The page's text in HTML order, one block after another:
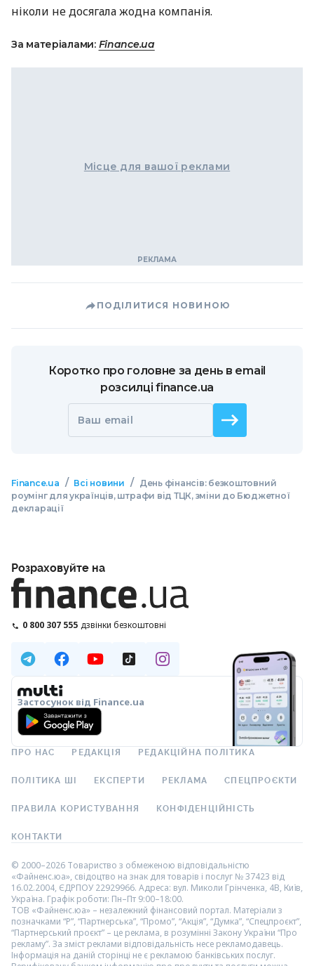
ніколи не досягала жодна компанія.
За матеріалами: Finance.ua
Місце для вашої реклами
ПОДІЛИТИСЯ НОВИНОЮ
Коротко про головне за день в email
розсилці finance.ua
Ваш email
Finance.ua / Всі новини /
День фінансів: безкоштовний
роумінг для українців, штрафи від ТЦК, зміни до Бюджетної
декларації
Розраховуйте на
0 800 307 555 дзвінки безкоштовні
Застосунок від Finance.ua
ПРО НАС РЕДАКЦІЯ РЕДАКЦІЙНА ПОЛІТИКА
ПОЛІТИКА ШІ ЕКСПЕРТИ РЕКЛАМА СПЕЦПРОЄКТИ
ПРАВИЛА КОРИСТУВАННЯ КОНФІДЕНЦІЙНІСТЬ
КОНТАКТИ
© 2000–2026 Товариство з обмеженою відповідальністю
«Файненс.юа», свідоцтво на знак для товарів і послуг № 37423 від
16.02.2004, ЄДРПОУ 22929966. Адреса: вул. Миколи Грінченка, 4В, Київ,
Україна. Графік роботи: Пн–Пт 9:00–18:00.
ТОВ «Файненс.юа» – незалежний фінансовий портал. Матеріали з
позначками “Р”, “Партнерська”, “Промо”, “Акція”, “Думка”, “Спецпроєкт”,
“Партнерський проєкт” – це реклама, в розумінні Закону України “Про
рекламу”. За зміст реклами відповідальність несе рекламодавець.
Інформація на даній сторінці не є рекламою банківських послуг.